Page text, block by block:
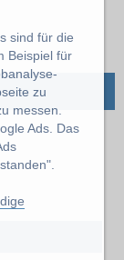
sind für die
Beispiel für
zu
messen.
Ads. Das